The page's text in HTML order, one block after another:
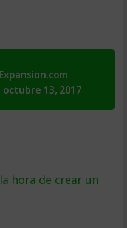
13, 2017
hora de crear un